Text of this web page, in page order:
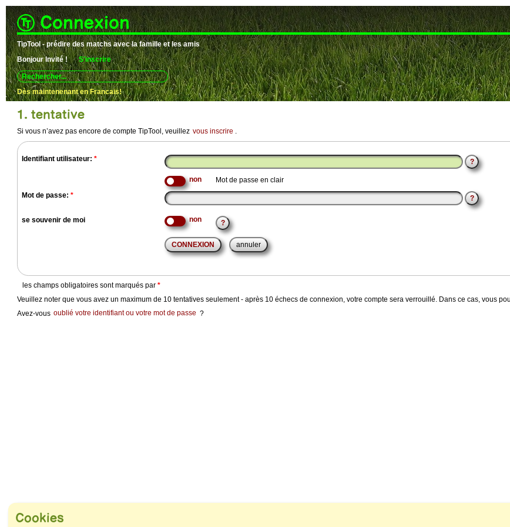
Connexion
TipTool - prédire des matchs avec la famille et les amis
BonjourInvité !
S'inscrire
Use
up
and
down
available
result.
enter
to
to
selected
search
result.
Touch
devices
users
can
use
touch
Dès maintenenant en Francais!
1. tentative
Si vous n’avez pas encore de compte TipTool, veuillez vous inscrire .
Identifiant utilisateur:* ?
Mot de passe en clair
Mot de passe:* ?
se souvenir de moi ?
les champs obligatoires sont marqués par*
Veuillez noter que vous avez un maximum de 10 tentatives seulement - après 10 échecs de connexion, votre compte sera verrouillé. Dans ce cas, vous
Avez-vous oublié votre identifiant ou votre mot de passe ?
Cookies